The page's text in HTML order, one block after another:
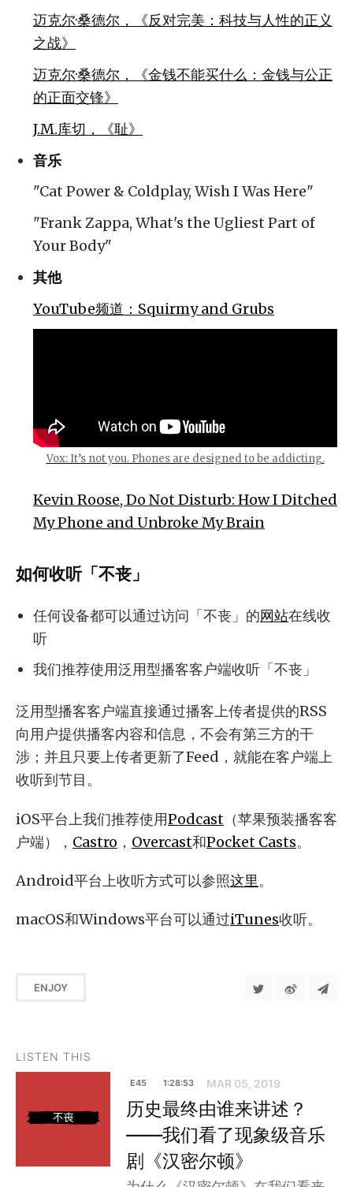
迈克尔·桑德尔，《反对完美：科技与人性的正义
之战》
迈克尔·桑德尔，《金钱不能买什么：金钱与公正
的正面交锋》
J.M.库切，《耻》
音乐
"Cat Power & Coldplay, Wish I Was Here"
"Frank Zappa, What's the Ugliest Part of
Your Body"
其他
YouTube频道：Squirmy and Grubs
Vox: It’s not you. Phones are designed to be addicting.
Kevin Roose, Do Not Disturb: How I Ditched
My Phone and Unbroke My Brain
如何收听「不丧」
任何设备都可以通过访问「不丧」的网站在线收
听
我们推荐使用泛用型播客客户端收听「不丧」
泛用型播客客户端直接通过播客上传者提供的RSS
向用户提供播客内容和信息，不会有第三方的干
涉；并且只要上传者更新了Feed，就能在客户端上
收听到节目。
iOS平台上我们推荐使用Podcast （苹果预装播客客
户端）， Castro ， Overcast和Pocket Casts。
Android平台上收听方式可以参照这里。
macOS和Windows平台可以通过iTunes收听。
ENJOY
LISTEN THIS
E45 1:28:53 MAR 05, 2019
历史最终由谁来讲述？
——我们看了现象级音乐
剧《汉密尔顿》